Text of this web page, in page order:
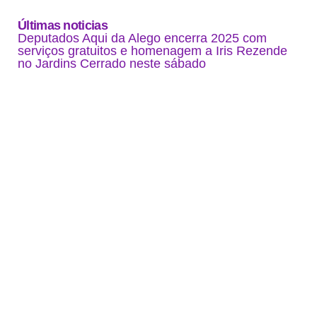
Últimas noticias
Deputados Aqui da Alego encerra 2025 com
serviços gratuitos e homenagem a Iris Rezende
no Jardins Cerrado neste sábado